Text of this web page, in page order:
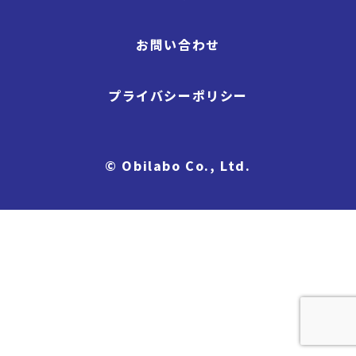
お問い合わせ
プライバシーポリシー
© Obilabo Co., Ltd.